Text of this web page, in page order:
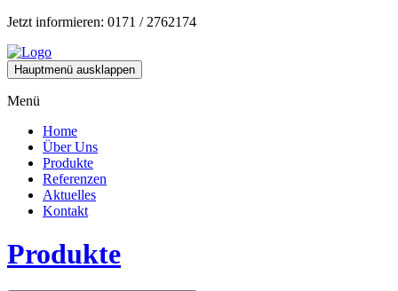
Jetzt informieren: 0171 / 2762174
Hauptmenü ausklappen
Menü
Home
Über Uns
Produkte
Referenzen
Aktuelles
Kontakt
Produkte